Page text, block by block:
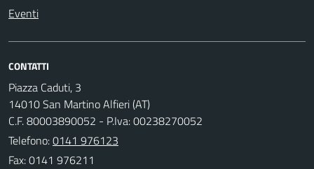
Eventi
CONTATTI
Piazza Caduti, 3
14010 San Martino Alfieri (AT)
C.F. 80003890052 - P.Iva: 00238270052
Telefono:0141 976123
Fax: 0141 976211